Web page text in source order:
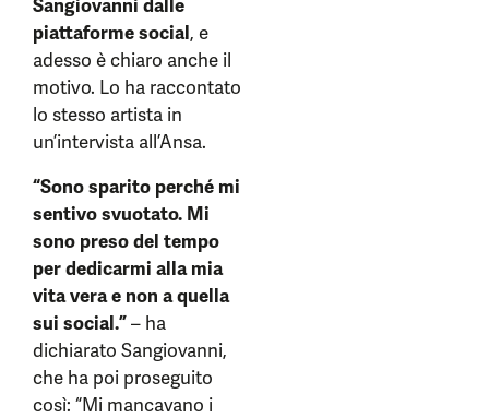
Sangiovanni dalle
piattaforme social, e
adesso è chiaro anche il
motivo. Lo ha raccontato
lo stesso artista in
un’intervista all’Ansa.
“Sono sparito perché mi
sentivo svuotato. Mi
sono preso del tempo
per dedicarmi alla mia
vita vera e non a quella
sui social.”– ha
dichiarato Sangiovanni,
che ha poi proseguito
così: “Mi mancavano i